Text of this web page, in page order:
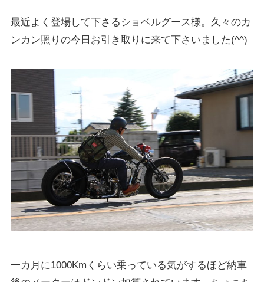
最近よく登場して下さるショベルグース様。久々のカ
ンカン照りの今日お引き取りに来て下さいました(^^)
一カ月に1000Kmくらい乗っている気がするほど納車